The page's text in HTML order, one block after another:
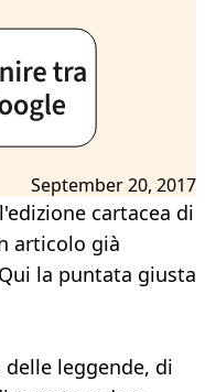
September 20, 2017
cartacea di
articolo già
la puntata giusta
delle leggende, di